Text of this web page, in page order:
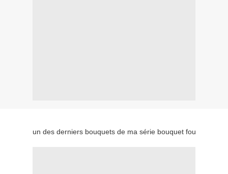
un des derniers bouquets de ma série bouquet fou